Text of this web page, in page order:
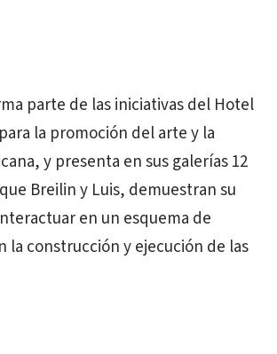
parte de las iniciativas del Hotel
la promoción del arte y la
y presenta en sus galerías 12
Breilin y Luis, demuestran su
en un esquema de
la construcción y ejecución de las